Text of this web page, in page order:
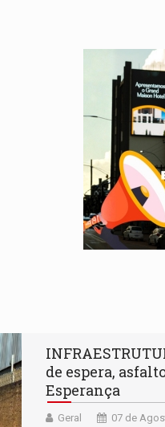
de espera,
Esperança
Geral 07 de